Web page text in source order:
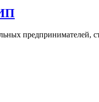
предпринимателей,